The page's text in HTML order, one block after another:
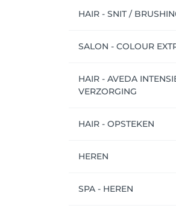
HAIR - SNIT /
SALON - COLOUR
HAIR - AVEDA
VERZORGING
HAIR - OPSTEKEN
HEREN
SPA - HEREN